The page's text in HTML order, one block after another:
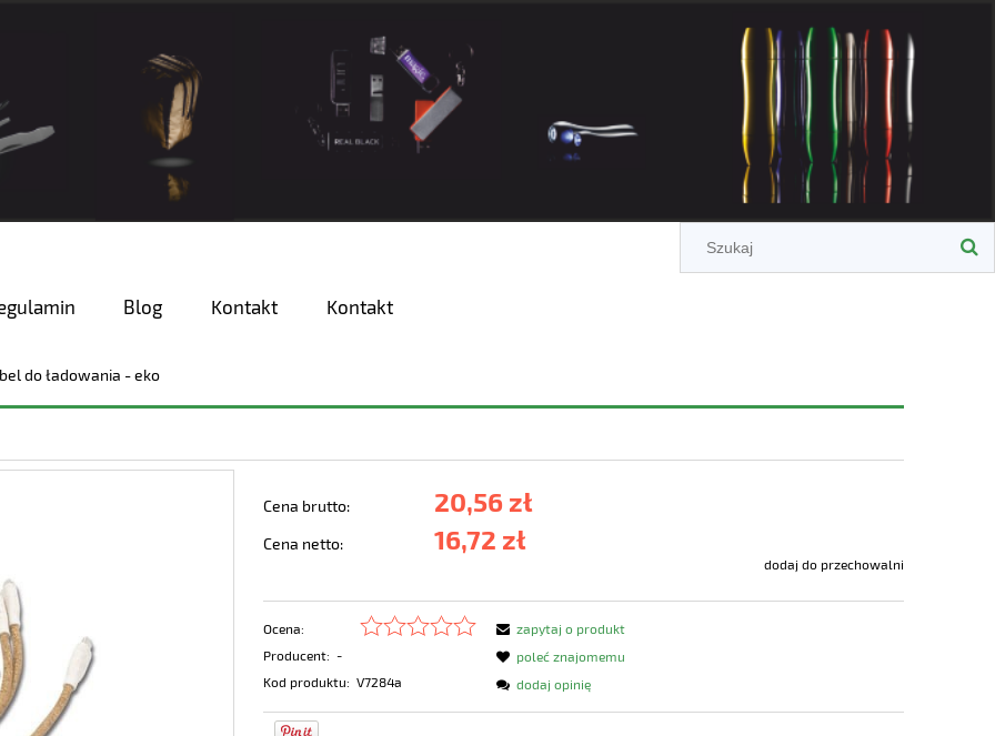
Blog Kontakt Kontakt
do ładowania - eko
Cena brutto: 20,56 zł
Cena netto: 16,72 zł
dodaj do przechowalni
Ocena:
Producent: -
Kod produktu: V7284a
zapytaj o produkt
poleć znajomemu
dodaj opinię